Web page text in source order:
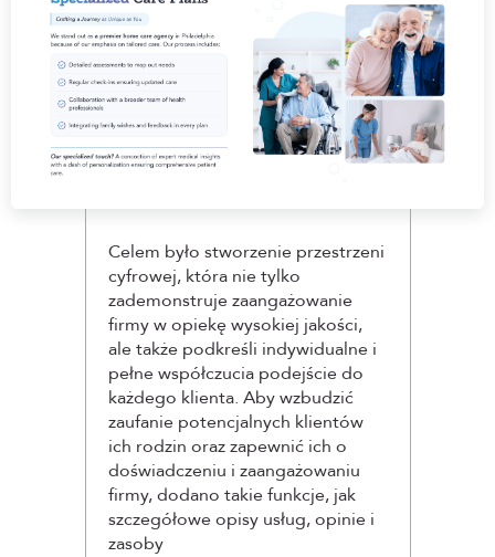
Celem było stworzenie przestrzeni
cyfrowej, która nie tylko
zademonstruje zaangażowanie
firmy w opiekę wysokiej jakości,
ale także podkreśli indywidualne i
pełne współczucia podejście do
każdego klienta. Aby wzbudzić
zaufanie potencjalnych klientów
ich rodzin oraz zapewnić ich o
doświadczeniu i zaangażowaniu
firmy, dodano takie funkcje, jak
szczegółowe opisy usług, opinie i
zasoby